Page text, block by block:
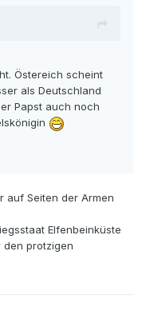
Östereich scheint
als Deutschland
Papst auch noch
auf Seiten der Armen
Elfenbeinküste
den protzigen